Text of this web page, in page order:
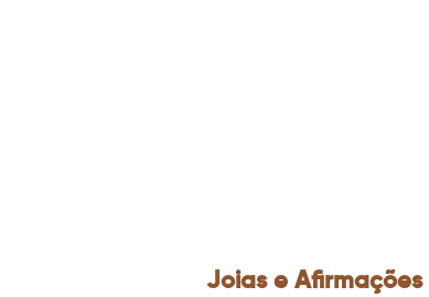
Joias e Afirmações